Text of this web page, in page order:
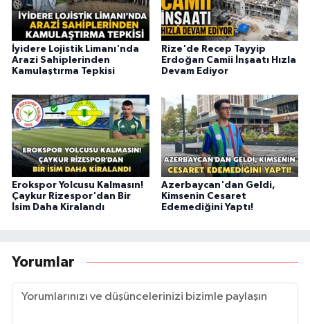
İyidere Lojistik Limanı'nda
Arazi Sahiplerinden
Kamulaştırma Tepkisi
Rize'de Recep Tayyip
Erdoğan Camii İnşaatı Hızla
Devam Ediyor
Erokspor Yolcusu Kalmasın!
Çaykur Rizespor'dan Bir
İsim Daha Kiralandı
Azerbaycan'dan Geldi,
Kimsenin Cesaret
Edemediğini Yaptı!
Yorumlar